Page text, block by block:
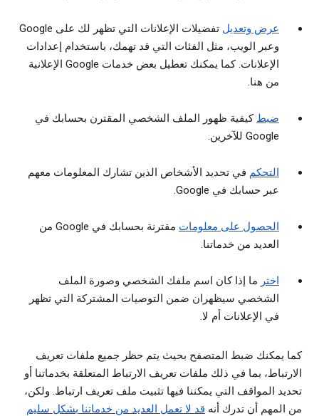
عرض وتعديل
تفضيلات الإعلانات التي تظهر لك على Google
وعبر الويب، مثل الفئات التي قد تهمك، باستخدام إعدادات
الإعلانات. كما يمكنك تعطيل بعض خدمات Google الإعلانية
من هنا.
ضبط كيفية ظهور الملف الشخصي المقترن بحسابك في
Google للآخرين.
التحكم في تحديد الأشخاص الذين تشارك المعلومات معهم
عبر حسابك في Google.
الحصول على معلومات
مقترنة بحسابك في Google من
العديد من خدماتنا.
اختر ما إذا كان اسم ملفك الشخصي وصورة الملف
الشخصي سيظهران ضمن التوصيات المشتركة التي تظهر
في الإعلانات أم لا.
كما يمكنك ضبط المتصفح بحيث يتم حظر جميع ملفات تعريف
الارتباط، بما في ذلك ملفات تعريف الارتباط المتعلقة بخدماتنا أو
تحديد المواقف التي يمكننا فيها تثبيت ملف تعريف ارتباط. ولكن،
من المهم أن تدرك أنه قد لا تعمل العديد من خدماتنا بشكل سليم